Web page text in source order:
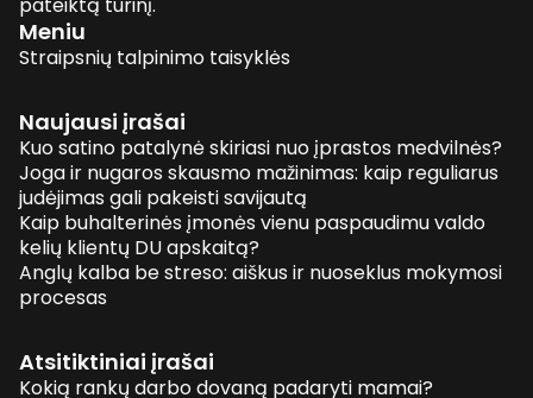
Meniu
Straipsnių talpinimo taisyklės
Naujausi įrašai
Kuo satino patalynė skiriasi nuo įprastos medvilnės?
Joga ir nugaros skausmo mažinimas: kaip reguliarus
judėjimas gali pakeisti savijautą
Kaip buhalterinės įmonės vienu paspaudimu valdo
kelių klientų DU apskaitą?
Anglų kalba be streso: aiškus ir nuoseklus mokymosi
procesas
Atsitiktiniai įrašai
Kokią rankų darbo dovaną padaryti mamai?